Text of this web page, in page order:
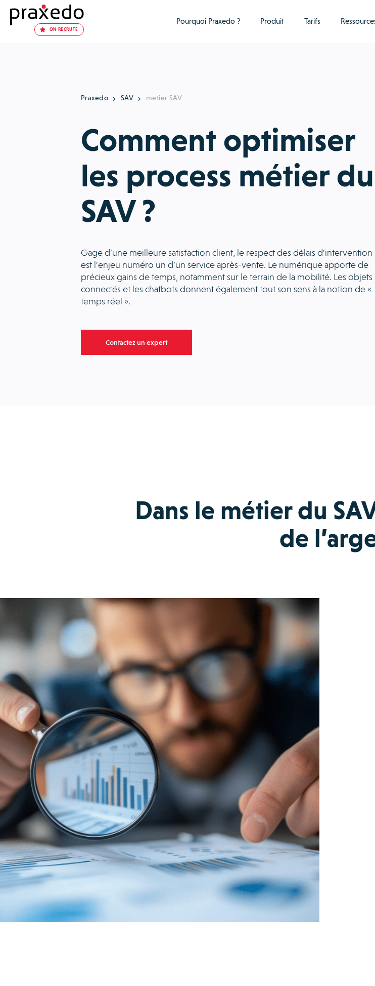
ON RECRUTE
Pourquoi Praxedo ? Produit Tarifs
Praxedo SAV metier SAV
Comment optimiser
les process métier du
SAV ?
Gage d’une meilleure satisfaction client, le respect des délais d’intervention
est l’enjeu numéro un d’un service après-vente. Le numérique apporte de
précieux gains de temps, notamment sur le terrain de la mobilité. Les objets
connectés et les chatbots donnent également tout son sens à la notion de «
temps réel ».
Contactez un expert
Dans le métier du
de